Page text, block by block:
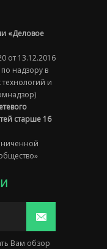
«Деловое
от 13.12.2016
надзору в
и
старше 16
Вам обзор